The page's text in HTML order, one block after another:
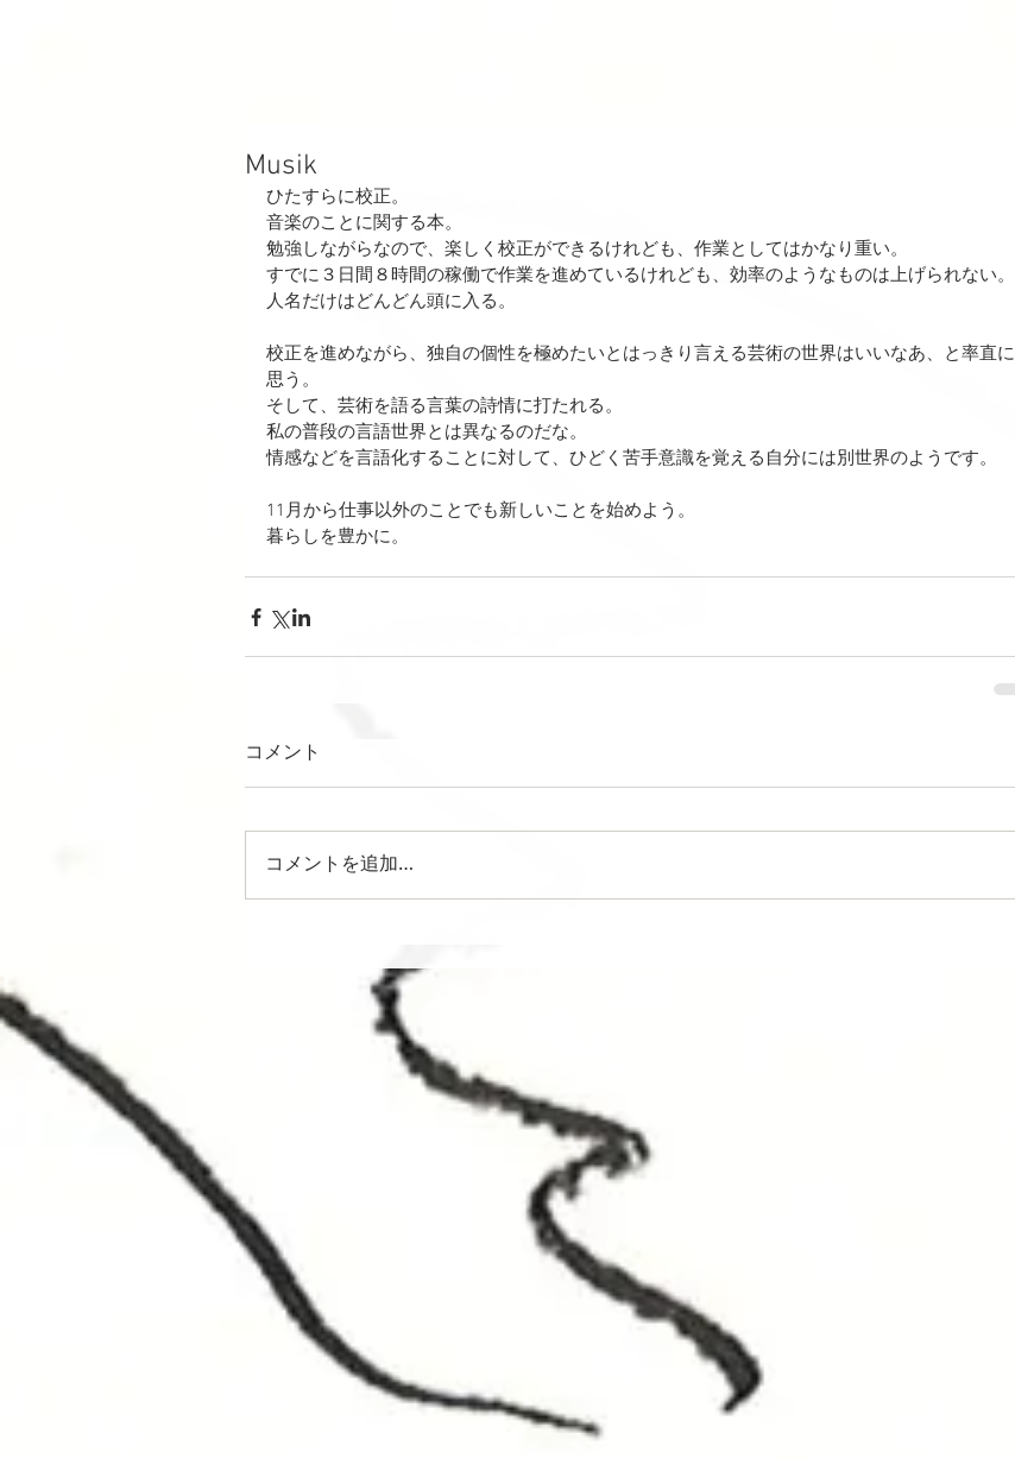
Musik
ひたすらに校正。
音楽のことに関する本。
勉強しながらなので、楽しく校正ができるけれども、作業としてはかなり重い。
すでに３日間８時間の稼働で作業を進めているけれども、効率のようなものは上げられない。
人名だけはどんどん頭に入る。
校正を進めながら、独自の個性を極めたいとはっきり言える芸術の世界はいいなあ、と率直に
思う。
そして、芸術を語る言葉の詩情に打たれる。
私の普段の言語世界とは異なるのだな。
情感などを言語化することに対して、ひどく苦手意識を覚える自分には別世界のようです。
11月から仕事以外のことでも新しいことを始めよう。
暮らしを豊かに。
コメント
コメントを追加…